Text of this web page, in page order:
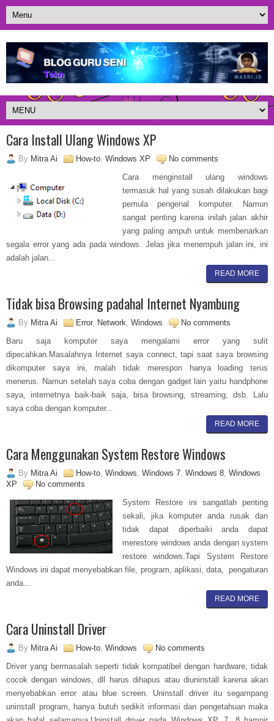
Cara Install Ulang Windows XP
By Mitra Ai How-to Windows XP
No comments
Cara menginstall ulang windows
termasuk hal yang susah dilakukan bagi
pemula pengenal komputer. Namun
sangat penting karena inilah jalan akhir
yang paling ampuh untuk membenarkan
segala error yang ada pada windows. Jelas jika menempuh jalan ini, ini
adalah jalan...
READ MORE
Tidak bisa Browsing padahal Internet Nyambung
By Mitra Ai Error, Network Windows
No comments
Baru saja komputer saya mengalami error yang sulit
dipecahkan.Masalahnya Internet saya connect, tapi saat saya browsing
dikomputer saya ini, malah tidak merespon hanya loading terus
menerus. Namun setelah saya coba dengan gadget lain yaitu handphone
saya, internetnya baik-baik saja, bisa browsing, streaming, dsb. Lalu
saya coba dengan komputer...
READ MORE
Cara Menggunakan System Restore Windows
By Mitra Ai How-to Windows Windows 7 Windows 8 Windows
XP
No comments
System Restore ini sangatlah penting
sekali, jika komputer anda rusak dan
tidak dapat diperbaiki anda dapat
merestore windows anda dengan system
restore windows.Tapi System Restore
Windows ini dapat menyebabkan file, program, aplikasi, data, pengaturan
anda...
READ MORE
Cara Uninstall Driver
By Mitra Ai How-to Windows
No comments
Driver yang bermasalah seperti tidak kompatibel dengan hardware, tidak
cocok dengan windows, dll harus dihapus atau diuninstall karena akan
menyebabkan error atau blue screen. Uninstall driver itu segampang
uninstall program, hanya butuh sedikit informasi dan pengetahuan maka